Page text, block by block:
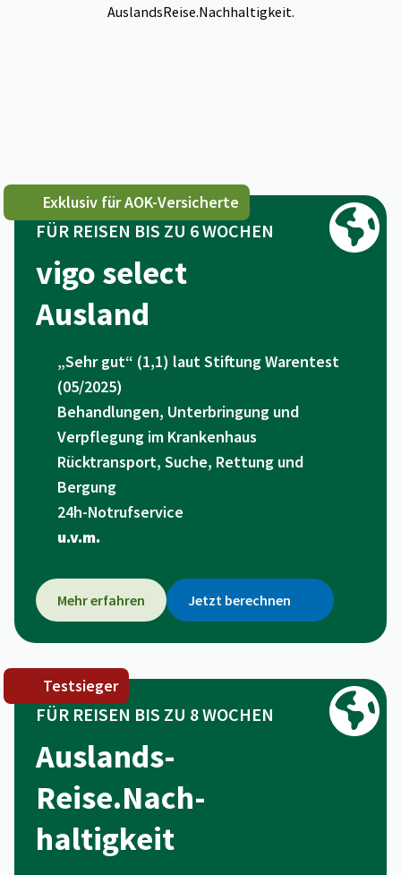
AuslandsReise.Nachhaltigkeit.
Exklusiv für AOK-Versicherte
FÜR REISEN BIS ZU 6 WOCHEN
vigo select
Ausland
„Sehr gut“ (1,1) laut Stiftung Warentest
(05/2025)
Behandlungen, Unterbringung und
Verpflegung im Krankenhaus
Rücktransport, Suche, Rettung und
Bergung
24h-Notrufservice
u.v.m.
Mehr erfahren Jetzt berechnen
Testsieger
FÜR REISEN BIS ZU 8 WOCHEN
Auslands­
Reise.Nach­-
haltigkeit